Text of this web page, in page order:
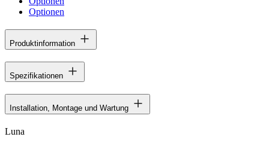
Optionen
Produktinformation
Spezifikationen
Installation, Montage und Wartung
Luna